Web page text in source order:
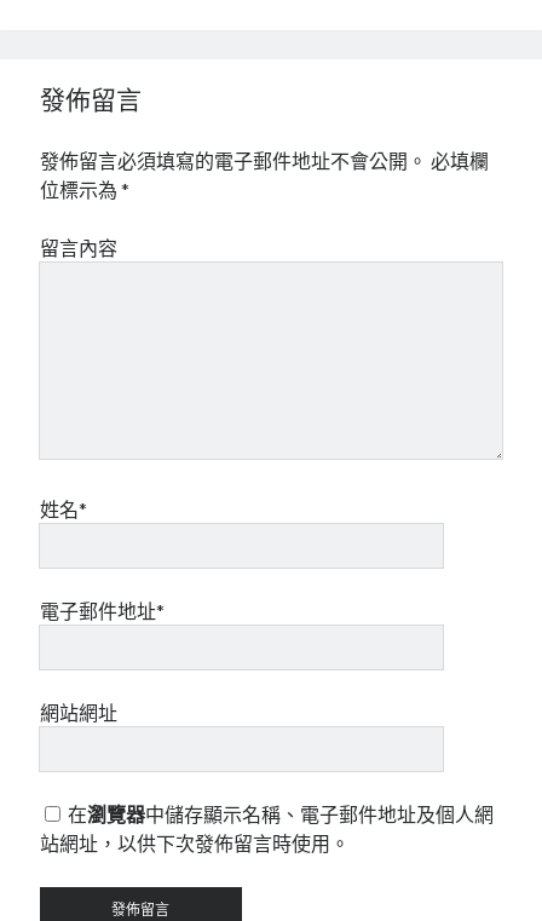
發佈留言
發佈留言必須填寫的電子郵件地址不會公開。 必填欄
位標示為*
留言內容
姓名*
電子郵件地址*
網站網址
在瀏覽器中儲存顯示名稱、電子郵件地址及個人網
站網址，以供下次發佈留言時使用。